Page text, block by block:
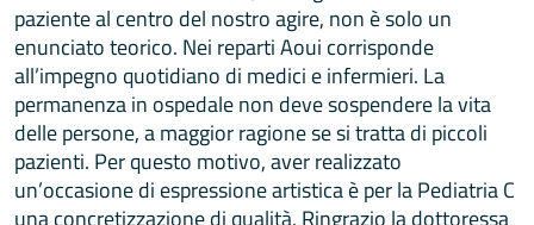
paziente al centro del nostro agire, non è solo un
enunciato teorico. Nei reparti Aoui corrisponde
all’impegno quotidiano di medici e infermieri. La
permanenza in ospedale non deve sospendere la vita
delle persone, a maggior ragione se si tratta di piccoli
pazienti. Per questo motivo, aver realizzato
un’occasione di espressione artistica è per la Pediatria C
una concretizzazione di qualità. Ringrazio la dottoressa